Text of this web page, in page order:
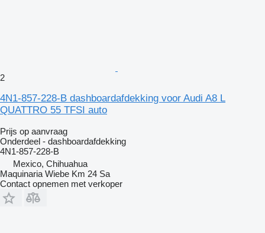
2
4N1-857-228-B dashboardafdekking voor Audi A8 L
QUATTRO 55 TFSI auto
Prijs op aanvraag
Onderdeel - dashboardafdekking
4N1-857-228-B
Mexico, Chihuahua
Maquinaria Wiebe Km 24 Sa
Contact opnemen met verkoper